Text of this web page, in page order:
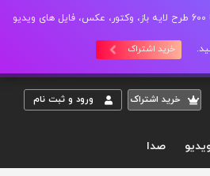
با خرید اشتراک ماهیانه تا 600 طرح لایه باز، وکتور، عکس، فایل های ویدیو
خرید اشتراک
خريد اشتراک ورود و ثبت نام
صدا